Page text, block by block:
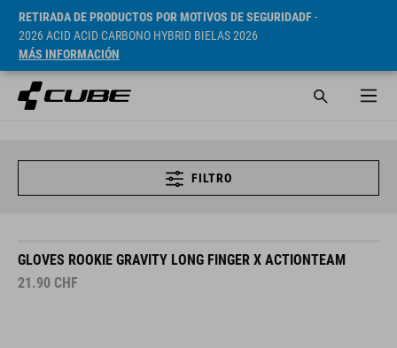
RETIRADA DE PRODUCTOS POR MOTIVOS DE SEGURIDADF-
2026 ACID ACID CARBONO HYBRID BIELAS 2026
MÁS INFORMACIÓN
FILTRO
GLOVES ROOKIE GRAVITY LONG FINGER X ACTIONTEAM
21.90 CHF